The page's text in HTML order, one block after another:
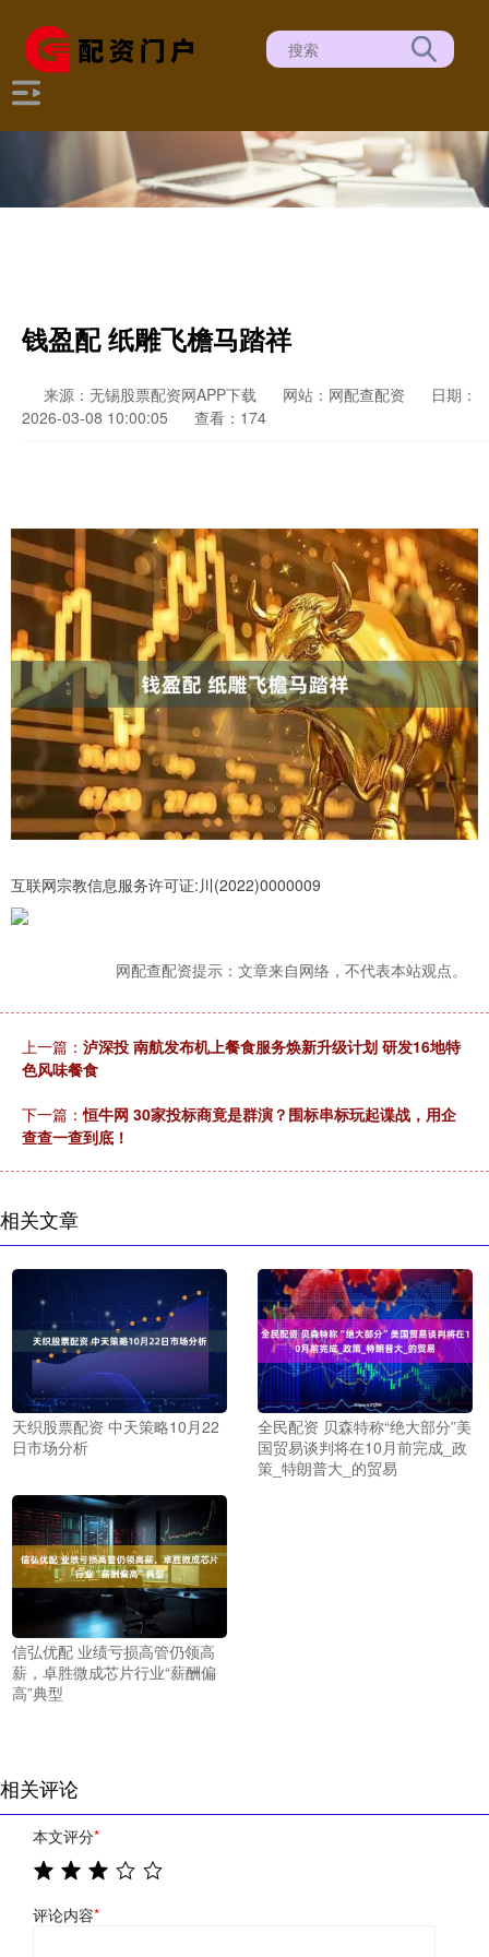
钱盈配 纸雕飞檐马踏祥
来源：无锡股票配资网APP下载 网站：网配查配资
日期：
2026-03-08 10:00:05
查看：174
互联网宗教信息服务许可证:川(2022)0000009
网配查配资提示：文章来自网络，不代表本站观点。
上一篇： 泸深投 南航发布机上餐食服务焕新升级计划 研发16地特
色风味餐食
下一篇：恒牛网 30家投标商竟是群演？围标串标玩起谍战，用企
查查一查到底！
相关文章
天织股票配资 中天策略10月22
日市场分析
全民配资 贝森特称“绝大部分”美
国贸易谈判将在10月前完成_政
策_特朗普大_的贸易
信弘优配 业绩亏损高管仍领高
薪，卓胜微成芯片行业“薪酬偏
高”典型
相关评论
本文评分*
评论内容*